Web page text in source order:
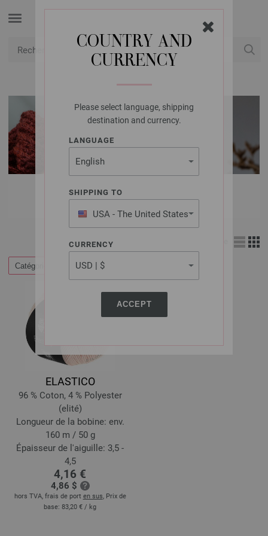
COUNTRY AND
CURRENCY
Please select language, shipping
destination and currency.
LANGUAGE
SHIPPING TO
USA - The United States
of America
CURRENCY
ACCEPT
FILS LANA GROSSA
Catégories Filtrer par
ELASTICO
96 % Coton, 4 % Polyester
(elité)
Longueur de la bobine: env.
160 m / 50 g
Épaisseur de l'aiguille: 3,5 -
4,5
4,16 €
4,86 $
hors TVA, frais de port en sus, Prix de
base: 83,20 € / kg